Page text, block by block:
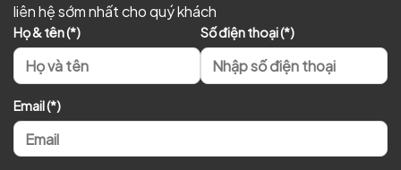
liên hệ sớm nhất cho quý khách
Họ & tên (*) Số điện thoại (*)
Email (*)